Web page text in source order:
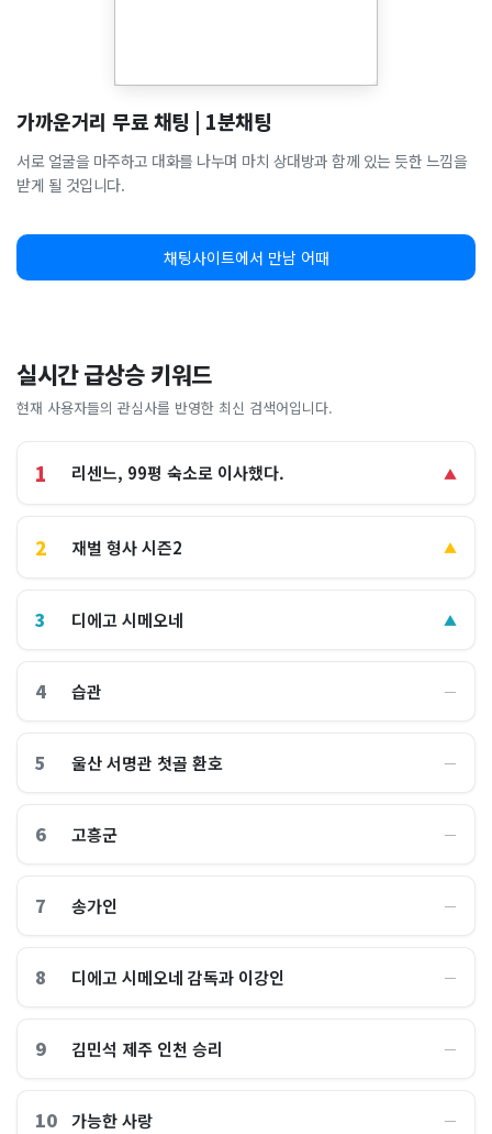
가까운거리 무료 채팅 | 1분채팅
서로 얼굴을 마주하고 대화를 나누며 마치 상대방과 함께 있는 듯한 느낌을
받게 될 것입니다.
채팅사이트에서 만남 어때
실시간 급상승 키워드
현재 사용자들의 관심사를 반영한 최신 검색어입니다.
1 리센느, 99평 숙소로 이사했다. ▲
2 재벌 형사 시즌2 ▲
3 디에고 시메오네 ▲
4 습관 ―
5 울산 서명관 첫골 환호 ―
6 고흥군 ―
7 송가인 ―
8 디에고 시메오네 감독과 이강인 ―
9 김민석 제주 인천 승리 ―
10 가능한 사랑 ―